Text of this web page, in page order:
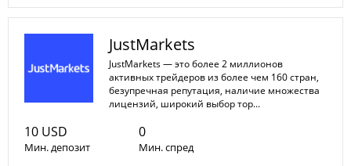
1:30
Макс. плечо
JustMarkets
JustMarkets — это более 2 миллионов
активных трейдеров из более чем 160 стран,
безупречная репутация, наличие множества
лицензий, широкий выбор тор...
10 USD
Мин. депозит
0
Мин. спред